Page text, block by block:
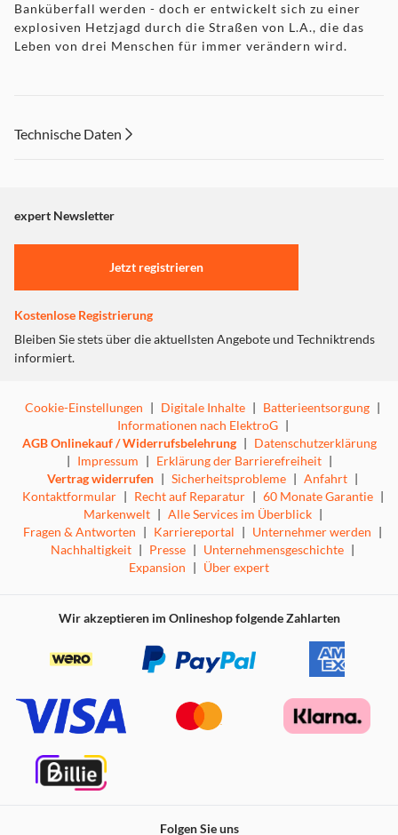
Banküberfall werden - doch er entwickelt sich zu einer
explosiven Hetzjagd durch die Straßen von L.A., die das
Leben von drei Menschen für immer verändern wird.
Technische Daten
expert Newsletter
Jetzt registrieren
Kostenlose Registrierung
Bleiben Sie stets über die aktuellsten Angebote und Techniktrends
informiert.
Cookie-Einstellungen | Digitale Inhalte | Batterieentsorgung |
Informationen nach ElektroG |
AGB Onlinekauf / Widerrufsbelehrung | Datenschutzerklärung
| Impressum | Erklärung der Barrierefreiheit |
Vertrag widerrufen | Sicherheitsprobleme | Anfahrt |
Kontaktformular | Recht auf Reparatur | 60 Monate Garantie |
Markenwelt | Alle Services im Überblick |
Fragen & Antworten | Karriereportal | Unternehmer werden |
Nachhaltigkeit | Presse | Unternehmensgeschichte |
Expansion | Über expert
Wir akzeptieren im Onlineshop folgende Zahlarten
Folgen Sie uns